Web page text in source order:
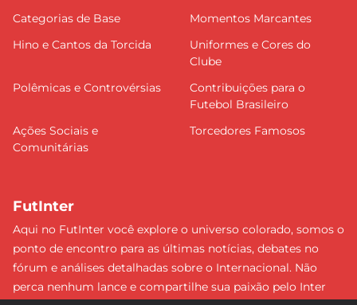
Categorias de Base
Momentos Marcantes
Hino e Cantos da Torcida
Uniformes e Cores do
Clube
Polêmicas e Controvérsias
Contribuições para o
Futebol Brasileiro
Ações Sociais e
Comunitárias
Torcedores Famosos
FutInter
Aqui no FutInter você explore o universo colorado, somos o
ponto de encontro para as últimas notícias, debates no
fórum e análises detalhadas sobre o Internacional. Não
perca nenhum lance e compartilhe sua paixão pelo Inter